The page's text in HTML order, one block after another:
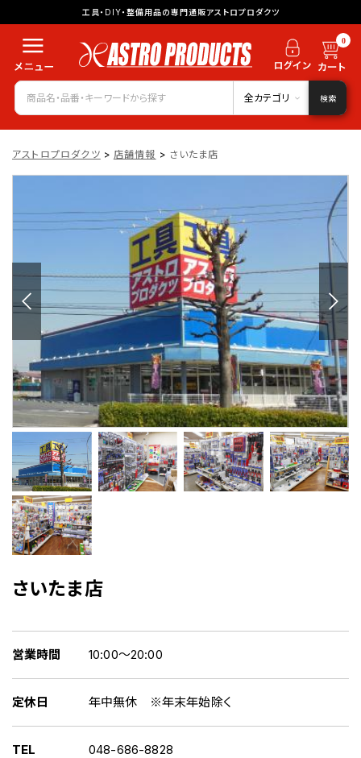
工具・DIY・整備用品の専門通販アストロプロダクツ
0
全カテゴリ 検索
アストロプロダクツ > 店舗情報 > さいたま店
さいたま店
営業時間 10:00～20:00
定休日 年中無休 ※年末年始除く
TEL 048-686-8828